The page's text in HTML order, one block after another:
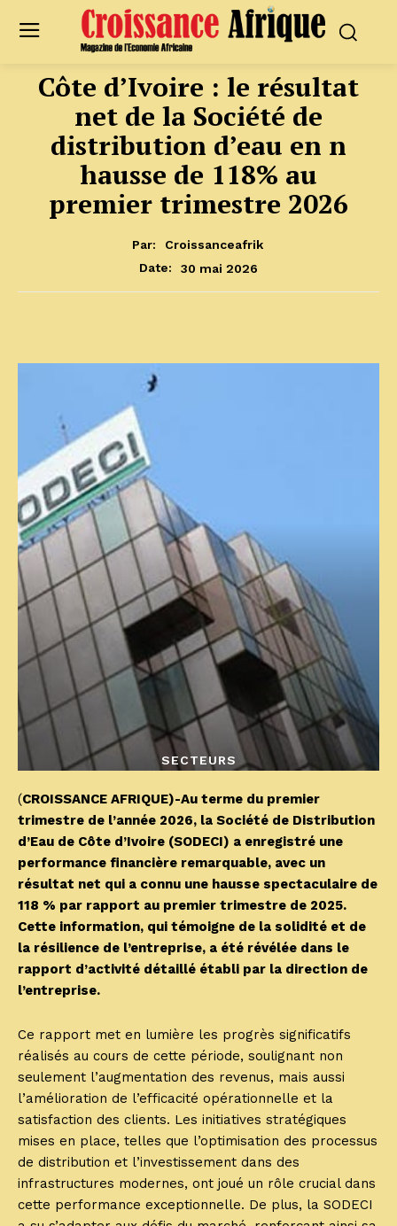
Côte d’Ivoire : le résultat
net de la Société de
distribution d’eau en n
hausse de 118% au
premier trimestre 2026
Par:
Croissanceafrik
Date:
30 mai 2026
SECTEURS
(CROISSANCE AFRIQUE)-Au terme du premier
trimestre de l’année 2026, la Société de Distribution
d’Eau de Côte d’Ivoire (SODECI) a enregistré une
performance financière remarquable, avec un
résultat net qui a connu une hausse spectaculaire de
118 % par rapport au premier trimestre de 2025.
Cette information, qui témoigne de la solidité et de
la résilience de l’entreprise, a été révélée dans le
rapport d’activité détaillé établi par la direction de
l’entreprise.
Ce rapport met en lumière les progrès significatifs
réalisés au cours de cette période, soulignant non
seulement l’augmentation des revenus, mais aussi
l’amélioration de l’efficacité opérationnelle et la
satisfaction des clients. Les initiatives stratégiques
mises en place, telles que l’optimisation des processus
de distribution et l’investissement dans des
infrastructures modernes, ont joué un rôle crucial dans
cette performance exceptionnelle. De plus, la SODECI